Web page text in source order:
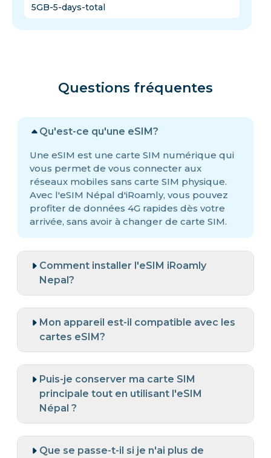
5GB-5-days-total
Questions fréquentes
Qu'est-ce qu'une eSIM?
Une eSIM est une carte SIM numérique qui
vous permet de vous connecter aux
réseaux mobiles sans carte SIM physique.
Avec l'eSIM Népal d'iRoamly, vous pouvez
profiter de données 4G rapides dès votre
arrivée, sans avoir à changer de carte SIM.
Comment installer l'eSIM iRoamly
Nepal?
Mon appareil est-il compatible avec les
cartes eSIM?
Puis-je conserver ma carte SIM
principale tout en utilisant l'eSIM
Népal ?
Que se passe-t-il si je n'ai plus de